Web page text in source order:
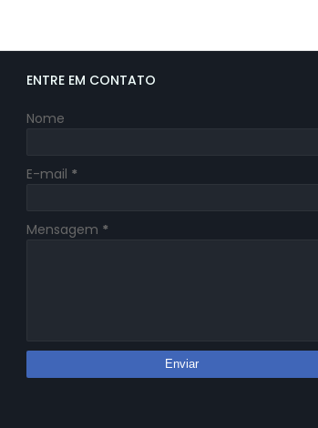
ENTRE EM CONTATO
Nome
E-mail *
Mensagem *